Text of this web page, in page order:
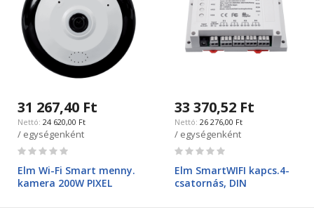
31 267,40 Ft
24 620,00 Ft
/ egységenként
Rating:
Elm Wi-Fi Smart menny.
kamera 200W PIXEL
33 370,52 Ft
26 276,00 Ft
/ egységenként
Rating:
Elm SmartWIFI kapcs.4-
csatornás, DIN